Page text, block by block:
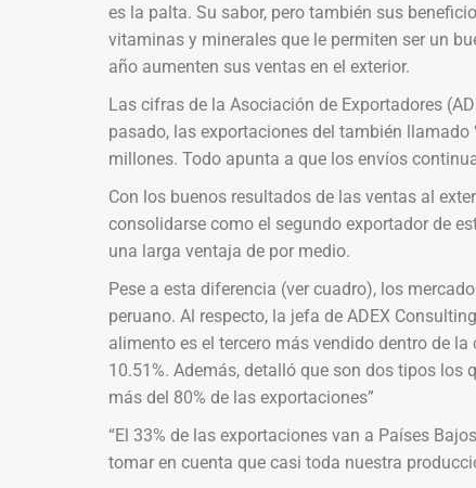
es la palta. Su sabor, pero también sus
vitaminas y minerales que le permiten ser un
año aumenten sus ventas en el exterior.
Las cifras de la Asociación de Exportadores
pasado, las exportaciones del también llamado
millones. Todo apunta a que los envíos
Con los buenos resultados de las ventas al
consolidarse como el segundo exportador de
una larga ventaja de por medio.
Pese a esta diferencia (ver cuadro), los
peruano. Al respecto, la jefa de ADEX
alimento es el tercero más vendido dentro de
10.51%. Además, detalló que son dos tipos los
más del 80% de las exportaciones”
“El 33% de las exportaciones van a Países
tomar en cuenta que casi toda nuestra